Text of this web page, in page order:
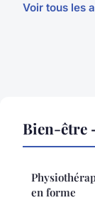
Voir tous les
Bien-être
en forme